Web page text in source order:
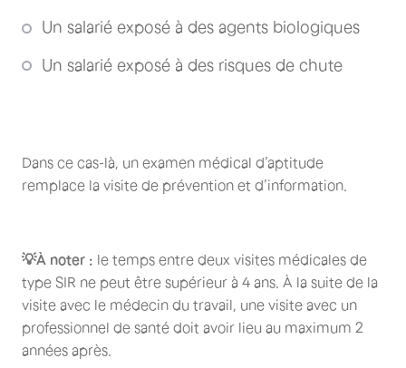
Un salarié exposé à des agents biologiques
Un salarié exposé à des risques de chute
Dans ce cas-là, un examen médical d’aptitude
remplace la visite de prévention et d’information.
💡À noter : le temps entre deux visites médicales de
type SIR ne peut être supérieur à 4 ans. À la suite de la
visite avec le médecin du travail, une visite avec un
professionnel de santé doit avoir lieu au maximum 2
années après.